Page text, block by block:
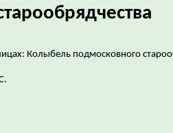
Колыбель подмосковного